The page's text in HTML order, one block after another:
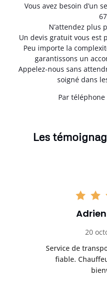
Vous avez besoin d’un
N’attendez plus
Un devis gratuit vous est
Peu importe la
garantissons un
Appelez-nous sans
soigné dans
Par téléphone
Les
20
Service de
fiable.